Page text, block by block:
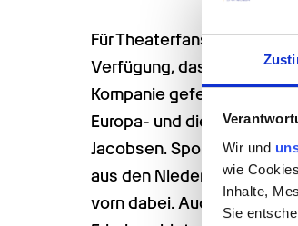
Wir und
wie
Inhalte,
Sie
Für Theaterfans steht
Verfügung, das seinen
Kompanie gefeiert
Europa- und die Stadthalle
Jacobsen. Sportlich
aus den Niederlanden
vorn dabei. Auch